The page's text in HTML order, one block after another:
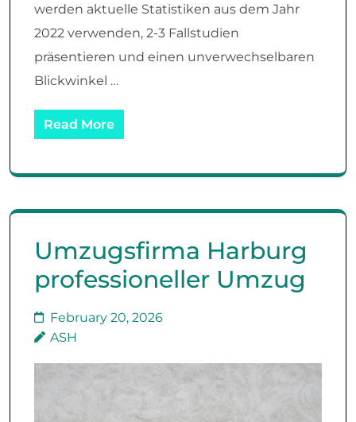
werden aktuelle Statistiken aus dem Jahr
2022 verwenden, 2-3 Fallstudien
präsentieren und einen unverwechselbaren
Blickwinkel …
Read More
Umzugsfirma Harburg
professioneller Umzug
February 20, 2026
ASH